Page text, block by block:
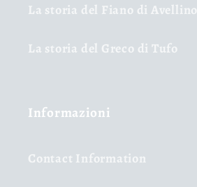
La storia del Fiano di Avellino
La storia del Greco di Tufo
Informazioni
Contact Information